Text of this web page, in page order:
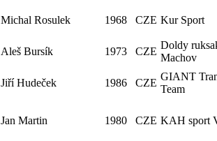
Michal Rosulek 1968 CZE Kur Sport
Aleš Bursík 1973 CZE
Doldy
Machov
Jiří Hudeček 1986 CZE
GIANT
Team
Jan Martin 1980 CZE KAH sport